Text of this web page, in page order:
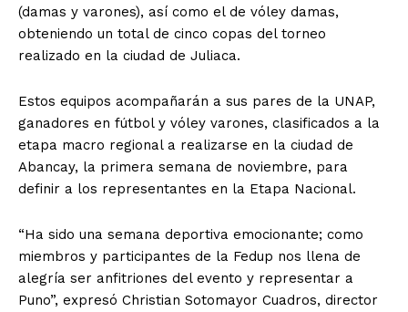
(damas y varones), así como el de vóley damas,
obteniendo un total de cinco copas del torneo
realizado en la ciudad de Juliaca.
Estos equipos acompañarán a sus pares de la UNAP,
ganadores en fútbol y vóley varones, clasificados a la
etapa macro regional a realizarse en la ciudad de
Abancay, la primera semana de noviembre, para
definir a los representantes en la Etapa Nacional.
“Ha sido una semana deportiva emocionante; como
miembros y participantes de la Fedup nos llena de
alegría ser anfitriones del evento y representar a
Puno”, expresó Christian Sotomayor Cuadros, director